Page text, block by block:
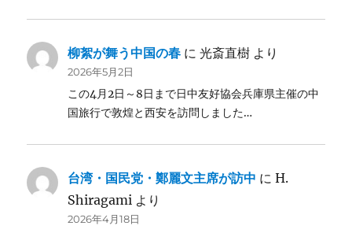
柳絮が舞う中国の春 に光斎直樹 より
2026年5月2日
この4月2日～8日まで日中友好協会兵庫県主催の中
国旅行で敦煌と西安を訪問しました…
台湾・国民党・鄭麗文主席が訪中 にH.
Shiragami より
2026年4月18日